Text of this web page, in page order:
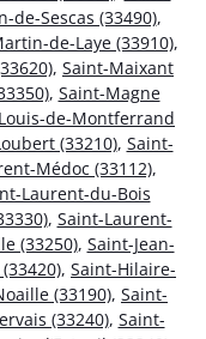
de-Sescas (33490),
de-Laye (33910),
, Saint-Maixant
, Saint-Magne
de-Montferrand
(33210), Saint-
Médoc (33112),
Laurent-du-Bois
, Saint-Laurent-
(33250), Saint-Jean-
, Saint-Hilaire-
(33190), Saint-
(33240), Saint-